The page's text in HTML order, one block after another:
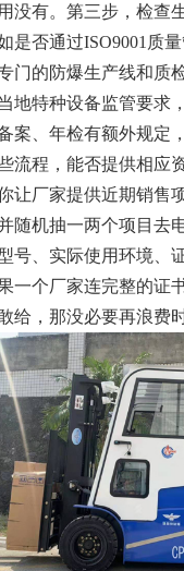
没有。第三步，检查
是否通过ISO9001质
门的防爆生产线和质
地特种设备监管要求
案、年检有额外规定
流程，能否提供相应
让厂家提供近期销售
随机抽一两个项目去
号、实际使用环境、
一个厂家连完整的证
给，那没必要再浪费时